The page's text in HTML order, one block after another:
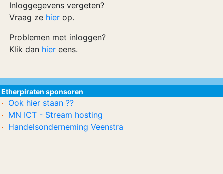
Inloggegevens vergeten?
Vraag ze hier op.
Problemen met inloggen?
Klik dan hier eens.
Etherpiraten sponsoren
Ook hier staan ??
MN ICT - Stream hosting
Handelsonderneming Veenstra